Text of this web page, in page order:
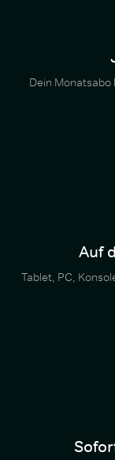
Dein Monatsabo
Auf
Tablet, PC,